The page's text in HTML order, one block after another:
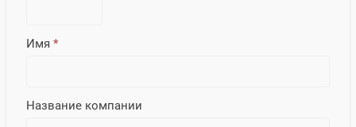
Имя *
Название компании